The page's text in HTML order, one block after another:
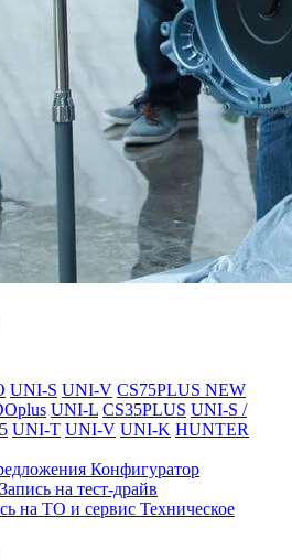
UNI-S UNI-V CS75PLUS NEW
UNI-L CS35PLUS UNI-S /
UNI-T UNI-V UNI-K HUNTER
Конфигуратор
Запись на тест-драйв
на ТО и сервис Техническое